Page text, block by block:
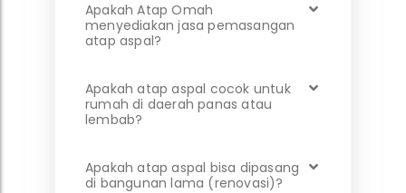
Apakah Atap Omah
menyediakan jasa pemasangan
atap aspal?
Apakah atap aspal cocok untuk
rumah di daerah panas atau
lembab?
Apakah atap aspal bisa dipasang
di bangunan lama (renovasi)?